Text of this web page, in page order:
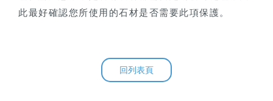
此最好確認您所使用的石材是否需要此項保護。
回列表頁